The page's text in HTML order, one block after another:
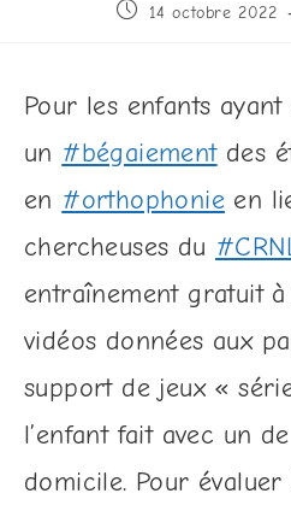
14 octobre 2022
Pour les enfants ayant
un #bégaiementdes
en #orthophonie en
chercheuses du
entraînement gratuit
vidéos données aux
support de jeux «
l’enfant fait avec un
domicile. Pour évaluer